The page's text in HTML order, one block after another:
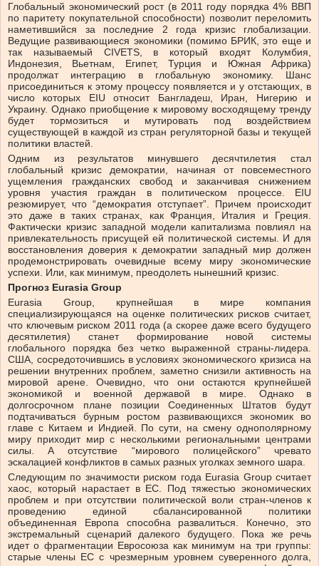
Глобальный экономический рост (в 2011 году порядка 4% ВВП
по паритету покупательной способности) позволит переломить
наметившийся за последние 2 года кризис глобализации.
Ведущие развивающиеся экономики (помимо БРИК, это еще и
так называемый CIVETS, в который входят Колумбия,
Индонезия, Вьетнам, Египет, Турция и Южная Африка)
продолжат интеграцию в глобальную экономику. Шанс
присоединиться к этому процессу появляется и у отстающих, в
число которых EIU относит Бангладеш, Иран, Нигерию и
Украину. Однако приобщение к мировому восходящему тренду
будет тормозиться и мутировать под воздействием
существующей в каждой из стран регуляторной базы и текущей
политики властей.
Одним из результатов минувшего десячтилетия стал
глобальный кризис демократии, начиная от повсеместного
ущемления гражданских свобод и заканчивая снижением
уровня участия граждан в политическом процессе. EIU
резюмирует, что “демократия отступает”. Причем происходит
это даже в таких странах, как Франция, Италия и Греция.
Фактически кризис западной модели капитализма повлиял на
привлекательность присущей ей политической системы. И для
восстановления доверия к демократии западный мир должен
продемонстрировать очевидные всему миру экономические
успехи. Или, как минимум, преодолеть нынешний кризис.
Прогноз Eurasia Group
Eurasia Group, крупнейшая в мире компания
специализирующаяся на оценке политических рисков считает,
что ключевым риском 2011 года (а скорее даже всего будущего
десятилетия) станет формирование новой системы
глобального порядка без четко выраженной страны-лидера.
США, сосредоточившись в условиях экономического кризиса на
решении внутренних проблем, заметно снизили активность на
мировой арене. Очевидно, что они остаются крупнейшей
экономикой и военной державой в мире. Однако в
долгосрочном плане позиции Соединенных Штатов будут
подтачиваться бурным ростом развивающихся экономик во
главе с Китаем и Индией. По сути, на смену однополярному
миру приходит мир с несколькими региональными центрами
силы. А отсутствие “мирового полицейского” чревато
эскалацией конфликтов в самых разных уголках земного шара.
Следующим по значимости риском года Eurasia Group считает
хаос, который нарастает в ЕС. Под тяжестью экономических
проблем и при отсутствии политической воли стран-членов к
проведению единой сбалансированной политики
объединенная Европа способна развалиться. Конечно, это
экстремальный сценарий далекого будущего. Пока же речь
идет о фрагментации Евросоюза как минимум на три группы:
старые члены ЕС с чрезмерным уровнем суверенного долга,